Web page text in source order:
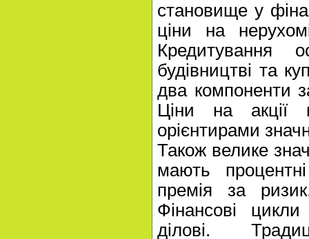
становище у
ціни на
Кредитування
будівництві та
два компоненти
Ціни на
орієнтирами
Також велике
мають
премія за
Фінансові
ділові.